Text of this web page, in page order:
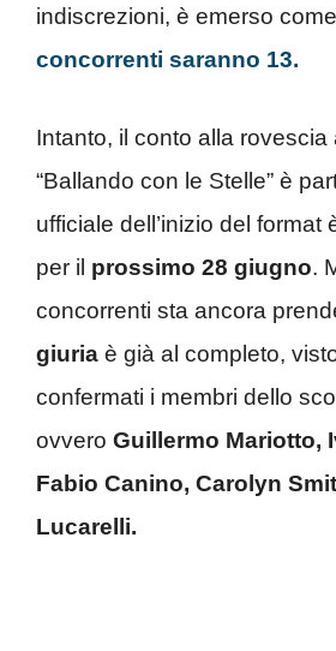
indiscrezioni, è emerso
concorrenti saranno 13.
Intanto, il conto alla rovescia
“Ballando con le Stelle” è
ufficiale dell’inizio del format
per il prossimo 28 giugno.
concorrenti sta ancora
giuria è già al completo,
confermati i membri dello
ovvero Guillermo Mariotto,
Fabio Canino, Carolyn
Lucarelli.